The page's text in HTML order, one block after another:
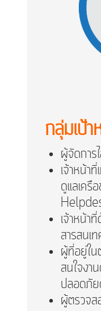
กลุ่มเป้
ผู้จัดการ
เจ้าหน้า
ดูแลเครื
เจ้าหน้า
สารสน
ผู้ที่อยู่ใน
สนใจงา
ปลอดภัย
ผู้ตรวจส